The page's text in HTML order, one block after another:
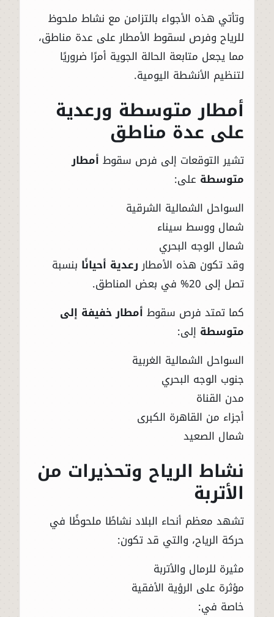
وتأتي هذه الأجواء بالتزامن مع نشاط ملحوظ
للرياح وفرص لسقوط الأمطار على عدة مناطق،
مما يجعل متابعة الحالة الجوية أمرًا ضروريًا
لتنظيم الأنشطة اليومية.
أمطار متوسطة ورعدية
على عدة مناطق
تشير التوقعات إلى فرص سقوط أمطار
متوسطة على:
السواحل الشمالية الشرقية
شمال ووسط سيناء
شمال الوجه البحري
وقد تكون هذه الأمطاررعدية أحيانًا بنسبة
تصل إلى 20% في بعض المناطق.
كما تمتد فرص سقوط أمطار خفيفة إلى
متوسطة إلى:
السواحل الشمالية الغربية
جنوب الوجه البحري
مدن القناة
أجزاء من القاهرة الكبرى
شمال الصعيد
نشاط الرياح وتحذيرات من
الأتربة
تشهد معظم أنحاء البلاد نشاطًا ملحوظًا في
حركة الرياح، والتي قد تكون:
مثيرة للرمال والأتربة
مؤثرة على الرؤية الأفقية
خاصة في: